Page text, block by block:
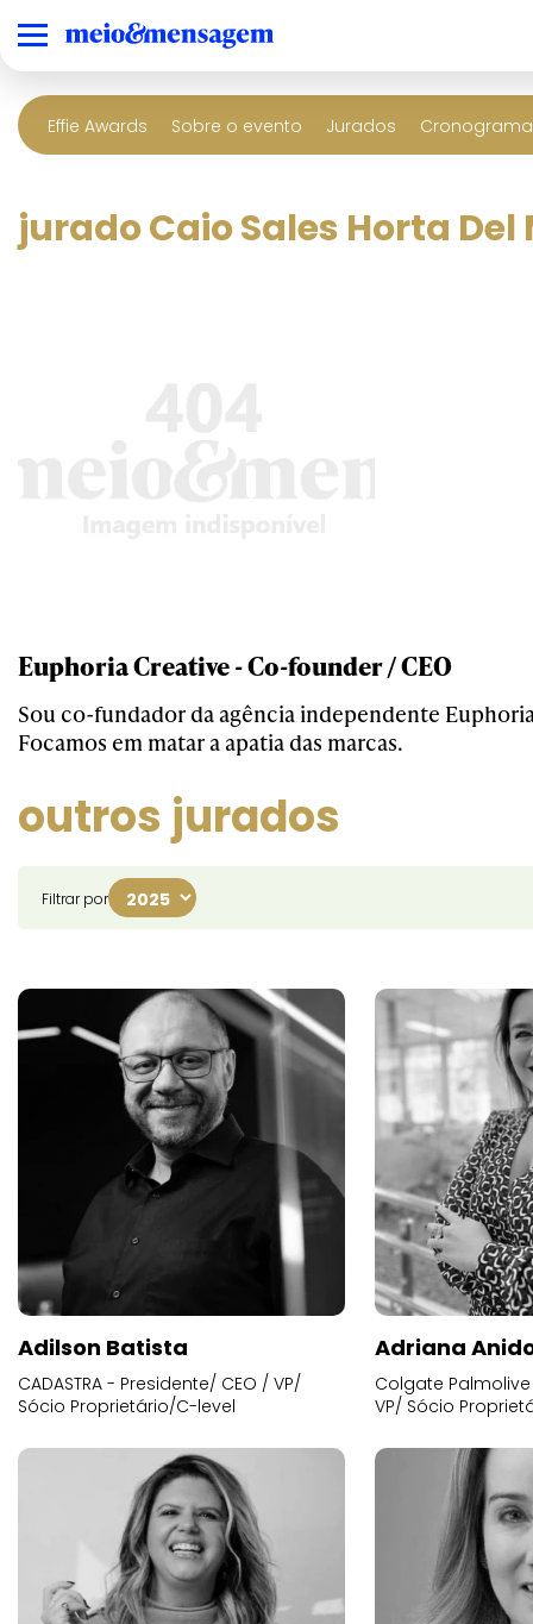
Effie Awards Sobre o evento Jurados
jurado Caio Sales Horta
Euphoria Creative - Co-founder / CEO
Sou co-fundador da agência independente
Focamos em matar a apatia das marcas.
outros jurados
Filtrar por
Adilson Batista
CADASTRA - Presidente/ CEO / VP/
Sócio Proprietário/C-level
Adriana
Colgate
VP/ Sócio